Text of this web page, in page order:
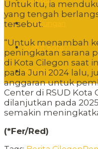
Lingkungan
Sudut Kota
Kesehatan
Untuk itu, ia
yang tengah
tersebut.
“Untuk menambah
peningkatan sarana
di Kota Cilegon saat
pada Juni 2024 lalu,
anggaran untuk
Center di RSUD Kota
dilanjutkan pada
semakin
(*Fer/Red)